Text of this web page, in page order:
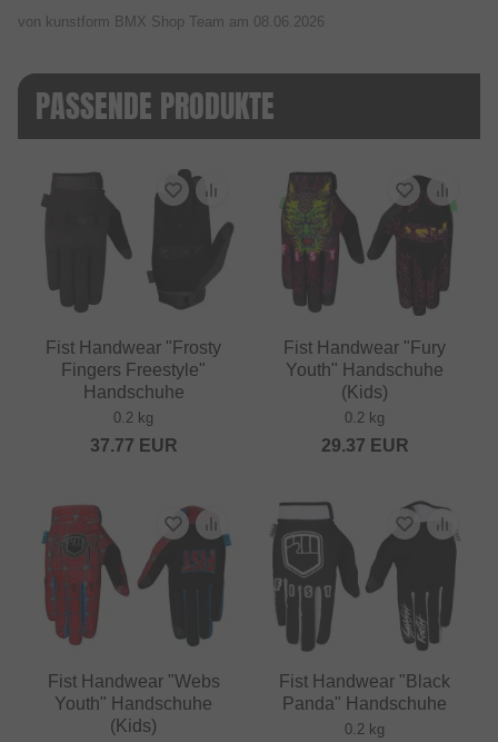
von kunstform BMX Shop Team am 08.06.2026
PASSENDE PRODUKTE
Fist Handwear "Frosty
Fingers Freestyle"
Handschuhe
0.2 kg
37.77 EUR
Fist Handwear "Fury
Youth" Handschuhe
(Kids)
0.2 kg
29.37 EUR
Fist Handwear "Webs
Youth" Handschuhe
(Kids)
Fist Handwear "Black
Panda" Handschuhe
0.2 kg